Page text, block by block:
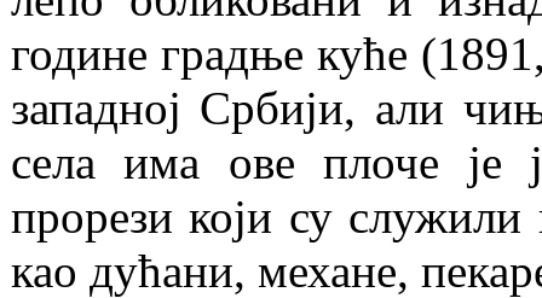
године градње куће
западној Србији, али
села има ове плоче је
прорези који су
као дућани, механе,